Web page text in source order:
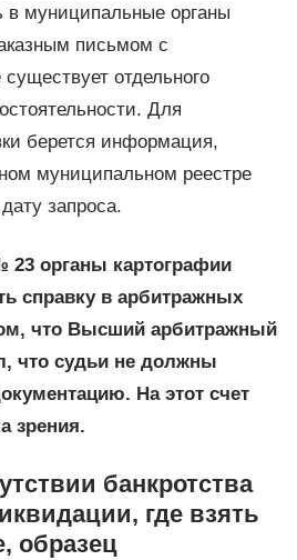
в муниципальные органы
письмом с
отдельного
Для
берется информация,
муниципальном реестре
запроса.
23 органы картографии
справку в арбитражных
что Высший арбитражный
что судьи не должны
На этот счет
зрения.
банкротства
где взять
образец